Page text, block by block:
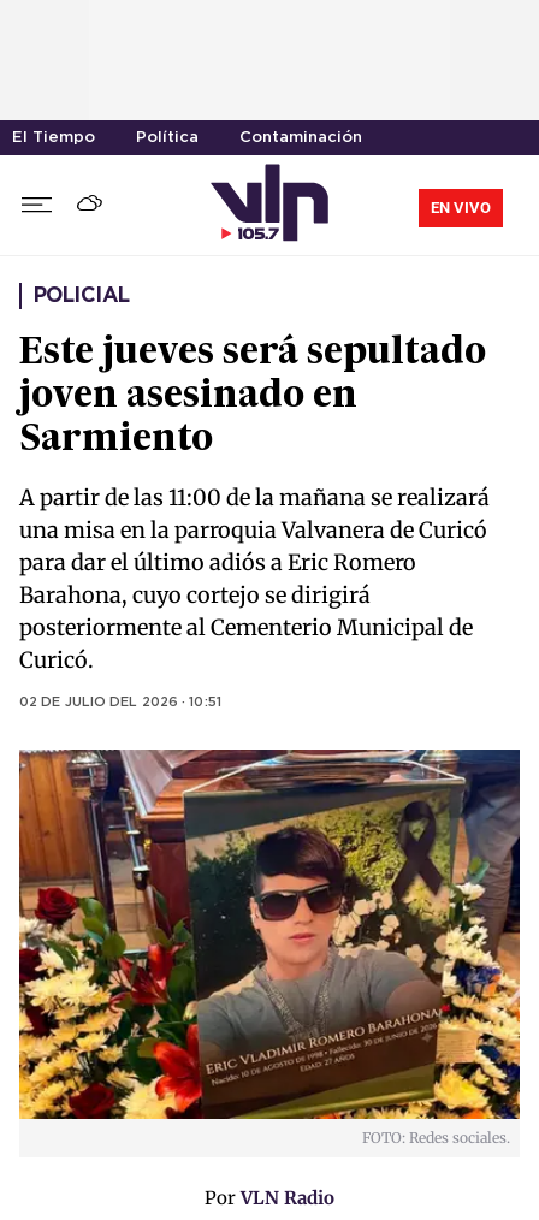
El Tiempo Política Contaminación
EN VIVO
POLICIAL
Este jueves será sepultado
joven asesinado en
Sarmiento
A partir de las 11:00 de la mañana se realizará
una misa en la parroquia Valvanera de Curicó
para dar el último adiós a Eric Romero
Barahona, cuyo cortejo se dirigirá
posteriormente al Cementerio Municipal de
Curicó.
02 DE JULIO DEL 2026 · 10:51
FOTO: Redes sociales.
PorVLN Radio